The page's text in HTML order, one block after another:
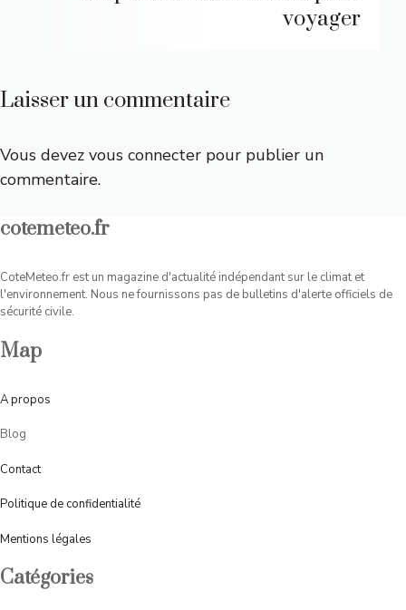
voyager
Laisser un commentaire
Vous devez vous connecter pour publier un
commentaire.
cotemeteo.fr
CoteMeteo.fr est un magazine d'actualité indépendant sur le climat et
l'environnement. Nous ne fournissons pas de bulletins d'alerte officiels de
sécurité civile.
Map
Apropos
Blog
Contact
Politique de confidentialité
Mentions légales
Catégories